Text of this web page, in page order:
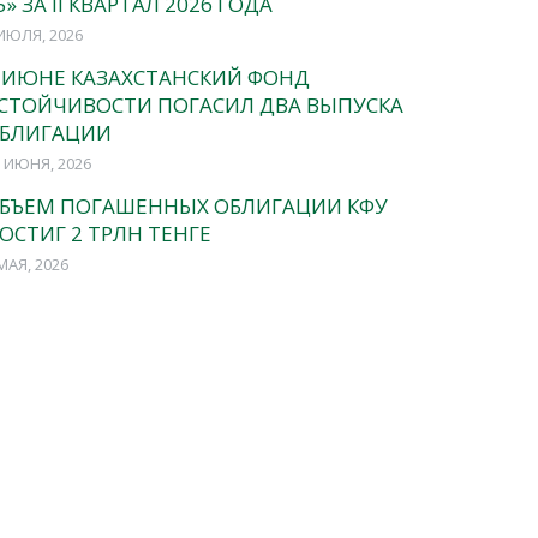
2026
КАЗАХСТАНСКИЙ ФОНД
ПОГАСИЛ ДВА ВЫПУСКА
ИЮНЯ, 2026
ПОГАШЕННЫХ ОБЛИГАЦИИ КФУ
2 ТРЛН ТЕНГЕ
2026